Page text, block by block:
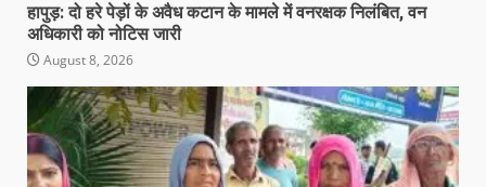
हापुड़: दो हरे पेड़ों के अवैध कटान के मामले में वनरक्षक निलंबित, वन
अधिकारी को नोटिस जारी
August 8, 2026